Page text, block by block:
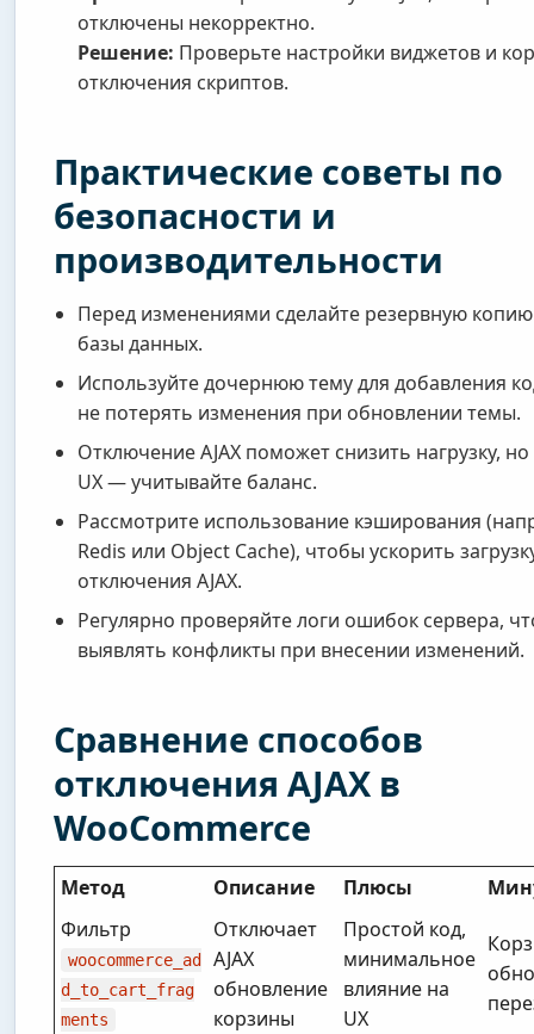
отключены некорректно.
Решение: Проверьте настройки виджетов и
отключения скриптов.
Практические советы по
безопасности и
производительности
Перед изменениями сделайте резервную
базы данных.
Используйте дочернюю тему для добавления
не потерять изменения при обновлении темы.
Отключение AJAX поможет снизить нагрузку,
UX — учитывайте баланс.
Рассмотрите использование кэширования
Redis или Object Cache), чтобы ускорить
отключения AJAX.
Регулярно проверяйте логи ошибок сервера,
выявлять конфликты при внесении изменений.
Сравнение способов
отключения AJAX в
WooCommerce
Метод Описание Плюсы
Фильтр
woocommerce_ad
d_to_cart_frag
ments
Отключает
AJAX
обновление
корзины
Простой код,
минимальное
влияние на
UX